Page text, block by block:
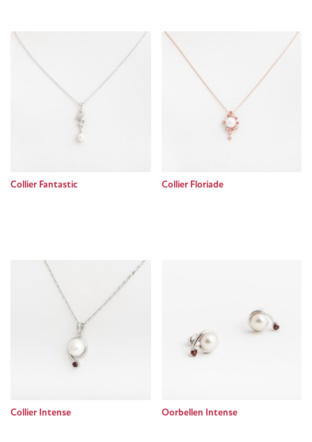
Collier Fantastic Collier Floriade
Collier Intense Oorbellen Intense